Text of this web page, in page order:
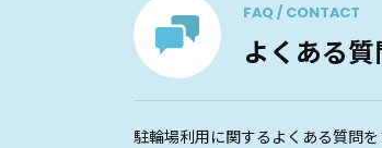
FAQ / CONTACT
よくある
駐輪場利用に関するよくある質問を